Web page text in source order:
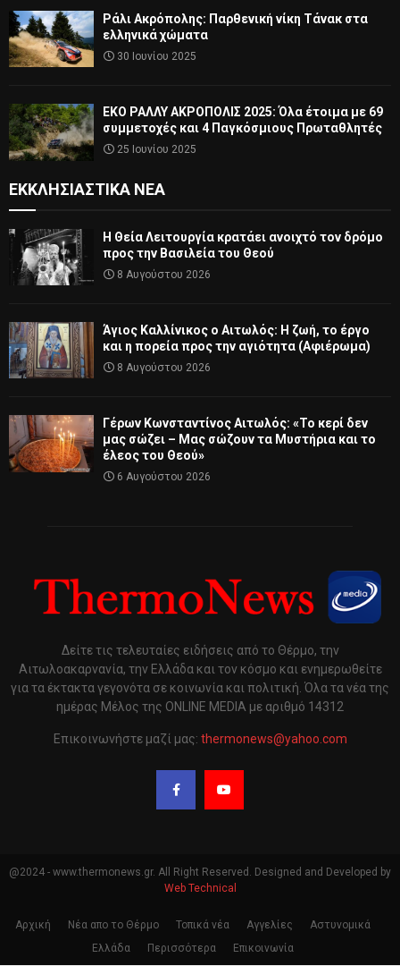
Ράλι Ακρόπολης: Παρθενική νίκη Τάνακ στα
ελληνικά χώματα
30 Ιουνίου 2025
ΕΚΟ ΡΑΛΛΥ ΑΚΡΟΠΟΛΙΣ 2025: Όλα έτοιμα με 69
συμμετοχές και 4 Παγκόσμιους Πρωταθλητές
25 Ιουνίου 2025
ΕΚΚΛΗΣΙΑΣΤΙΚΆ ΝΈΑ
Η Θεία Λειτουργία κρατάει ανοιχτό τον δρόμο
προς την Βασιλεία του Θεού
8 Αυγούστου 2026
Άγιος Καλλίνικος ο Αιτωλός: Η ζωή, το έργο
και η πορεία προς την αγιότητα (Αφιέρωμα)
8 Αυγούστου 2026
Γέρων Κωνσταντίνος Αιτωλός: «Το κερί δεν
μας σώζει – Μας σώζουν τα Μυστήρια και το
έλεος του Θεού»
6 Αυγούστου 2026
Δείτε τις τελευταίες ειδήσεις από το Θέρμο, την
Αιτωλοακαρνανία, την Ελλάδα και τον κόσμο και ενημερωθείτε
για τα έκτακτα γεγονότα σε κοινωνία και πολιτική. Όλα τα νέα της
ημέρας Μέλος της ONLINE MEDIA με αριθμό 14312
Επικοινωνήστε μαζί μας: thermonews@yahoo.com
@2024 - www.thermonews.gr. All Right Reserved. Designed and Developed by
Web Technical
Αρχική Νέα απο το Θέρμο Τοπικά νέα Αγγελίες
Αστυνομικά
Ελλάδα
Περισσότερα Επικοινωνία